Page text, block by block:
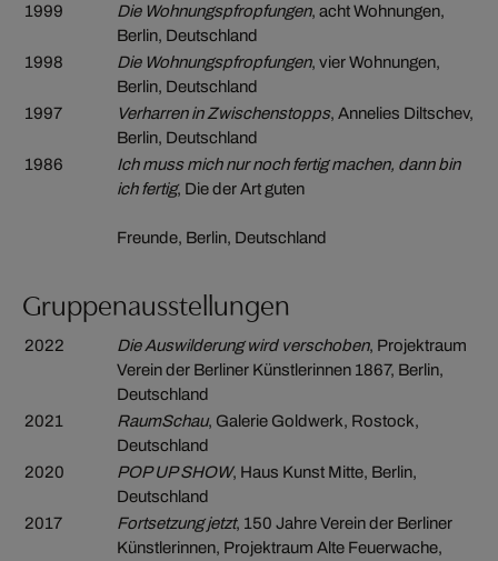
1999
Die Wohnungspfropfungen, acht Wohnungen,
Berlin, Deutschland
1998
Die Wohnungspfropfungen, vier Wohnungen,
Berlin, Deutschland
1997
Verharren in Zwischenstopps, Annelies Diltschev,
Berlin, Deutschland
1986
Ich muss mich nur noch fertig machen, dann bin
ich fertig, Die der Art guten
Freunde, Berlin, Deutschland
Gruppenausstellungen
2022 Die Auswilderung wird verschoben, Projektraum
Verein der Berliner Künstlerinnen 1867, Berlin,
Deutschland
2021
RaumSchau, Galerie Goldwerk, Rostock,
Deutschland
2020
POP UP SHOW, Haus Kunst Mitte, Berlin,
Deutschland
2017
Fortsetzung jetzt, 150 Jahre Verein der Berliner
Künstlerinnen, Projektraum Alte Feuerwache,